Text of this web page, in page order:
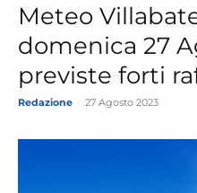
Meteo
domenica 27
previste forti
Redazione 27 Agosto 2023